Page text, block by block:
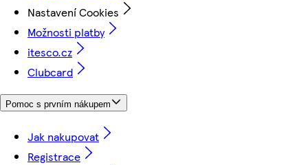
Nastavení Cookies
Možnosti platby
itesco.cz
Clubcard
Pomoc s prvním nákupem
Jak nakupovat
Registrace